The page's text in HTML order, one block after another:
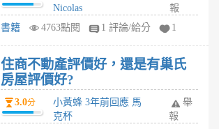
Nicolas
報
書籍
4763點閱 1 評論/給分 1
住商不動產評價好，還是有巢氏
房屋評價好?
3.0分
小黃蜂 3年前回應 馬
克杯
舉
報